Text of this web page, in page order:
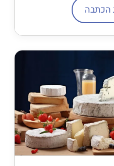
הכתבה